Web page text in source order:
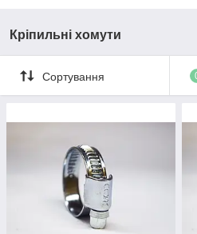
Кріпильні хомути
Сортування